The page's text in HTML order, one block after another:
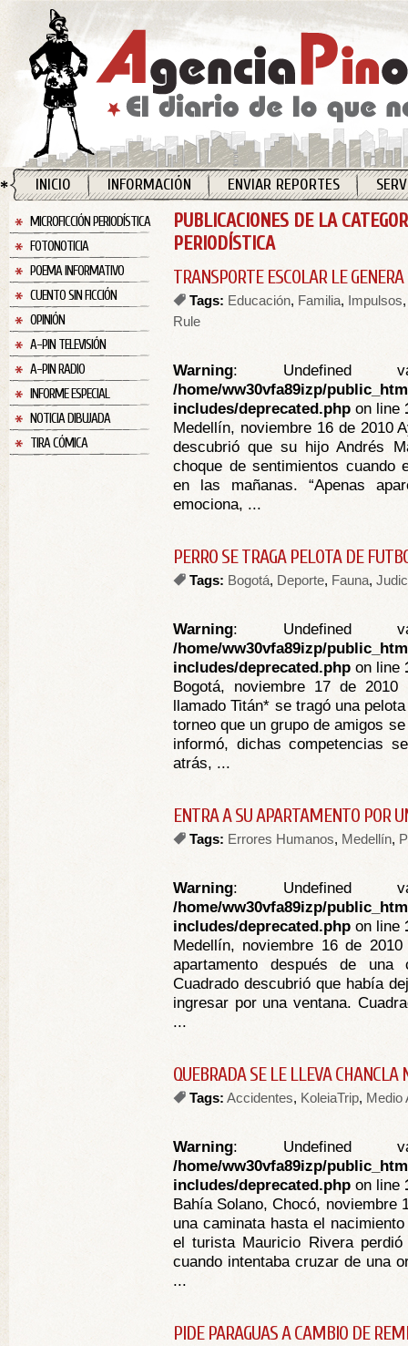
INICIO INFORMACIÓN ENVIAR REPORTES
MICROFICCIÓN PERIODÍSTICA
FOTONOTICIA
POEMA INFORMATIVO
CUENTO SIN FICCIÓN
OPINIÓN
A-PIN TELEVISIÓN
A-PIN RADIO
INFORME ESPECIAL
NOTICIA DIBUJADA
TIRA CÓMICA
PUBLICACIONES DE LA
PERIODÍSTICA
TRANSPORTE ESCOLAR LE
Tags: Educación, Familia, Impulsos
Rule
Warning: Undefined
/home/ww30vfa89izp/
includes/deprecated.php on line
Medellín, noviembre 16 de 2010
descubrió que su hijo Andrés
choque de sentimientos cuando
en las mañanas. “Apenas
emociona, ...
PERRO SE TRAGA PELOTA DE
Tags: Bogotá, Deporte, Fauna,
Warning: Undefined
/home/ww30vfa89izp/
includes/deprecated.php on line
Bogotá, noviembre 17 de
llamado Titán* se tragó una
torneo que un grupo de amigos
informó, dichas competencias
atrás, ...
ENTRA A SU APARTAMENTO POR
Tags: Errores Humanos, Medellín,
Warning: Undefined
/home/ww30vfa89izp/
includes/deprecated.php on line
Medellín, noviembre 16 de
apartamento después de
Cuadrado descubrió que había
ingresar por una ventana.
...
QUEBRADA SE LE LLEVA CHANCLA
Tags: Accidentes, KoleiaTrip, Medio
Warning: Undefined
/home/ww30vfa89izp/
includes/deprecated.php on line
Bahía Solano, Chocó, noviembre
una caminata hasta el
el turista Mauricio Rivera
cuando intentaba cruzar de una
...
PIDE PARAGUAS A CAMBIO DE